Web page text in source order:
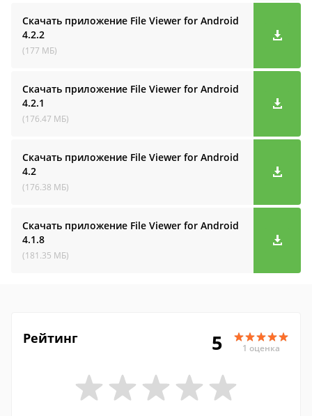
Скачать приложение File Viewer for Android
4.2.2
(177 МБ)
Скачать приложение File Viewer for Android
4.2.1
(176.47 МБ)
Скачать приложение File Viewer for Android
4.2
(176.38 МБ)
Скачать приложение File Viewer for Android
4.1.8
(181.35 МБ)
Рейтинг 5 1 оценка